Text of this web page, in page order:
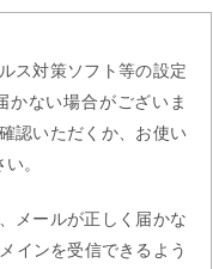
ス対策ソフト等の設定
かない場合がございま
認いただくか、お使い
。
メールが正しく届かな
インを受信できるよう